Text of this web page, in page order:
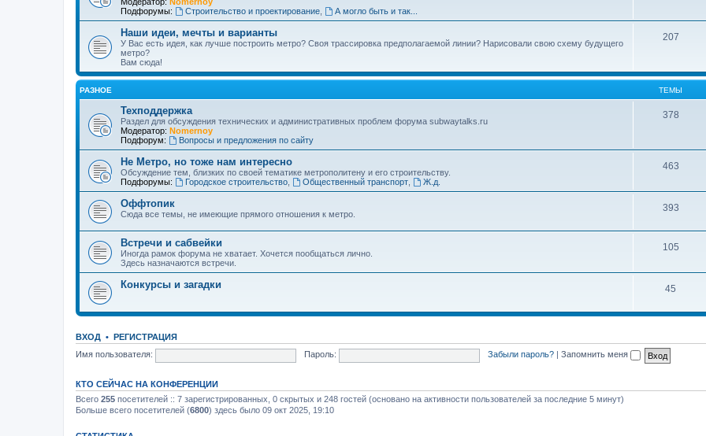
Подфорумы:
Строительство и проектирование, А могло быть и так...
Наши идеи, мечты и варианты
У Вас есть идея, как лучше построить метро? Своя трассировка предполагаемой линии? Нарисовали свою схему будущего
метро?
Вам сюда!
207
РАЗНОЕ ТЕМЫ
Техподдержка
Раздел для обсуждения технических и административных проблем форума subwaytalks.ru
Модератор: Nomernoy
Подфорум:
Вопросы и предложения по сайту
378
Не Метро, но тоже нам интересно
Обсуждение тем, близких по своей тематике метрополитену и его строительству.
Подфорумы:
Городское строительство, Общественный транспорт, Ж.д.
463
Оффтопик
Сюда все темы, не имеющие прямого отношения к метро.
393
Встречи и сабвейки
Иногда рамок форума не хватает. Хочется пообщаться лично.
Здесь назначаются встречи.
105
Конкурсы и загадки 45
ВХОД • РЕГИСТРАЦИЯ
Имя пользователя:
Пароль: Забыли пароль? Запомнить меня
КТО СЕЙЧАС НА КОНФЕРЕНЦИИ
Всего 255 посетителей :: 7 зарегистрированных, 0 скрытых и 248 гостей (основано на активности пользователей за последние 5 минут)
Больше всего посетителей (6800) здесь было 09 окт 2025, 19:10